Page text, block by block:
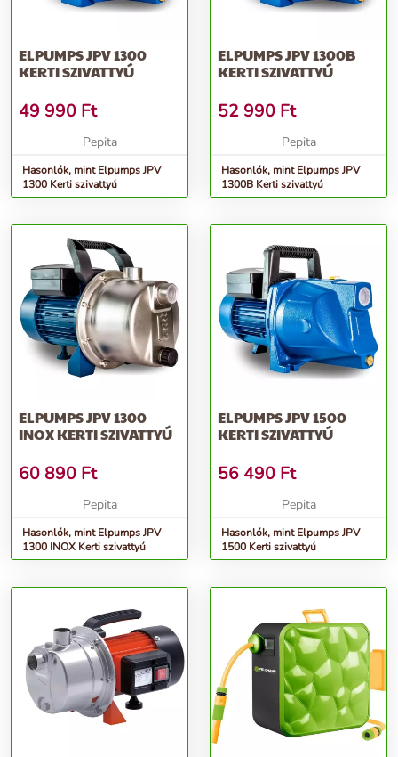
ELPUMPS JPV 1300
KERTI SZIVATTYÚ
49 990 Ft
Pepita
Hasonlók, mint Elpumps JPV
1300 Kerti szivattyú
ELPUMPS JPV 1300B
KERTI SZIVATTYÚ
52 990 Ft
Pepita
Hasonlók, mint Elpumps JPV
1300B Kerti szivattyú
ELPUMPS JPV 1300
INOX KERTI SZIVATTYÚ
60 890 Ft
Pepita
Hasonlók, mint Elpumps JPV
1300 INOX Kerti szivattyú
ELPUMPS JPV 1500
KERTI SZIVATTYÚ
56 490 Ft
Pepita
Hasonlók, mint Elpumps JPV
1500 Kerti szivattyú